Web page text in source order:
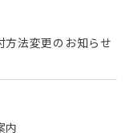
法変更のお知らせ
内